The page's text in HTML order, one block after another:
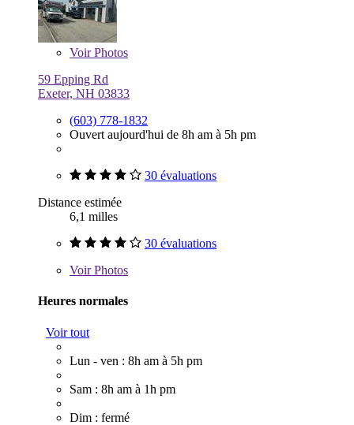
VoirPhotos
59 Epping Rd
Exeter, NH 03833
(603) 778-1832
Ouvert aujourd'hui de 8h am à 5h pm
30 évaluations
Distance estimée
6,1 milles
30 évaluations
VoirPhotos
Heures normales
Voir tout
Lun - ven : 8h am à 5h pm
Sam : 8h am à 1h pm
Dim : fermé